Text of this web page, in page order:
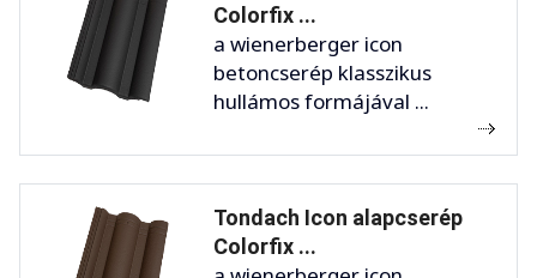
Colorfix ...
a wienerberger icon
betoncserép klasszikus
hullámos formájával ...
Tondach Icon alapcserép
Colorfix ...